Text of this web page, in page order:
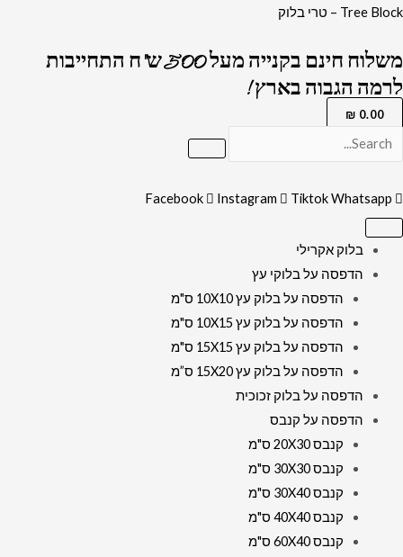
דילוג
Tree Block – טרי בלוק
משלוח חינם בקנייה מעל 500 ש"ח התחייבות
לרמה הגבוה בארץ !
0.00
₪
Facebook Instagram TiktokWhatsapp
בלוק אקרילי
הדפסה על בלוקי עץ
הדפסה על בלוק עץ 10X10 ס"מ
הדפסה על בלוק עץ 10X15 ס"מ
הדפסה על בלוק עץ 15X15 ס"מ
הדפסה על בלוק עץ 15X20 ס”מ
הדפסה על בלוק זכוכית
הדפסה על קנבס
קנבס 20X30 ס"מ
קנבס 30X30 ס"מ
קנבס 30X40 ס"מ
קנבס 40X40 ס"מ
קנבס 60X40 ס"מ
כמות
2053
-
ציור
רחל
על
קנבס
זכוכית